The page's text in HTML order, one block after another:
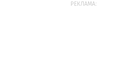
РЕКЛАМА: